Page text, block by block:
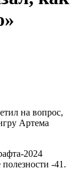
на вопрос,
Артема
2024
-41.